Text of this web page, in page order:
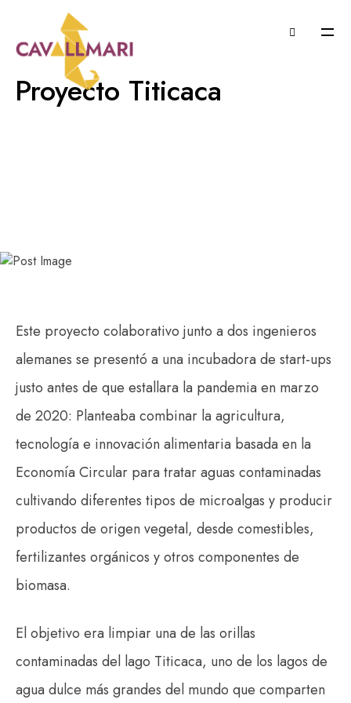
Proyecto Titicaca
Este proyecto colaborativo junto a dos ingenieros
alemanes se presentó a una incubadora de start-ups
justo antes de que estallara la pandemia en marzo
de 2020: Planteaba combinar la agricultura,
tecnología e innovación alimentaria basada en la
Economía Circular para tratar aguas contaminadas
cultivando diferentes tipos de microalgas y producir
productos de origen vegetal, desde comestibles,
fertilizantes orgánicos y otros componentes de
biomasa.
El objetivo era limpiar una de las orillas
contaminadas del lago Titicaca, uno de los lagos de
agua dulce más grandes del mundo que comparten